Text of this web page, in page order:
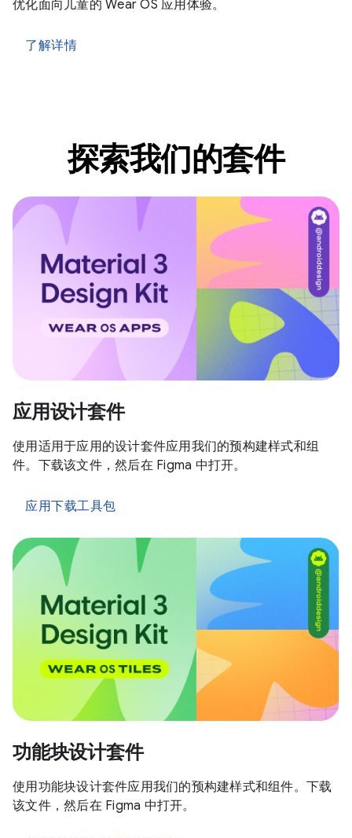
优化面向儿童的 Wear OS 应用体验。
了解详情
探索我们的套件
应用设计套件
使用适用于应用的设计套件应用我们的预构建样式和组
件。下载该文件，然后在 Figma 中打开。
应用下载工具包
功能块设计套件
使用功能块设计套件应用我们的预构建样式和组件。下载
该文件，然后在 Figma 中打开。